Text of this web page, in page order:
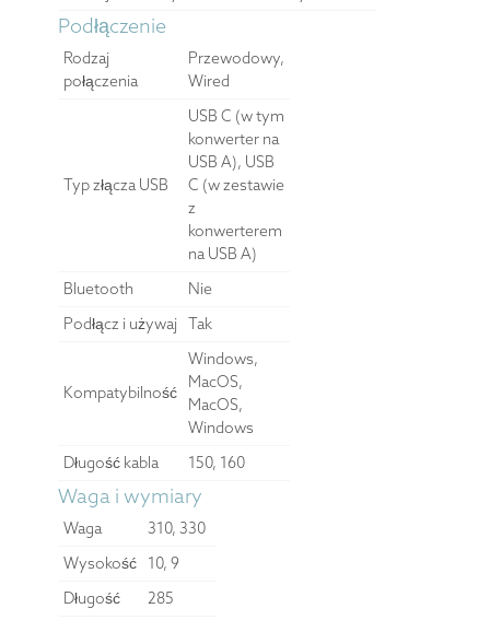
Podłączenie
Rodzaj
połączenia
Przewodowy,
Wired
Typ złącza USB
USB C (w tym
konwerter na
USB A), USB
C (w zestawie
z
konwerterem
na USB A)
Bluetooth
Nie
Podłącz i używaj Tak
Kompatybilność
Windows,
MacOS,
MacOS,
Windows
Długość kabla
150, 160
Waga i wymiary
Waga
310, 330
Wysokość
10, 9
Długość
285